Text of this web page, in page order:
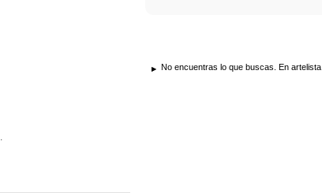
No encuentras lo que buscas. En artelista